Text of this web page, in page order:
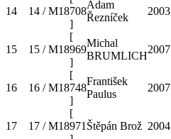
14 14 / M18708
]
Adam
Řezníček
2003
15 15 / M18
[
969
]
Michal
BRUMLICH
2007
16 16 / M18
[
748
]
František
Paulus
2007
17 17 / M18
[
971 Štěpán Brož 2004